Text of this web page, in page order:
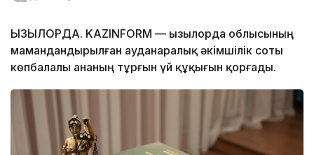
ҚЫЗЫЛОРДА. KAZINFORM — Қызылорда облысының
мамандандырылған ауданаралық әкімшілік соты
көпбалалы ананың тұрғын үй құқығын қорғады.